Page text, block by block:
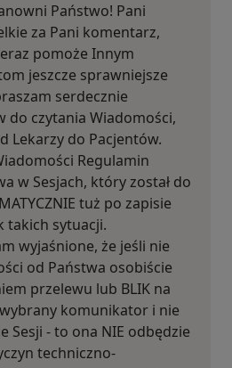
Państwo! Pani
za Pani komentarz,
pomoże Innym
jeszcze sprawniejsze
serdecznie
do czytania Wiadomości,
Lekarzy do Pacjentów.
Regulamin
w Sesjach, który został do
tuż po zapisie
takich sytuacji.
wyjaśnione, że jeśli nie
od Państwa osobiście
przelewu lub BLIK na
komunikator i nie
Sesji - to ona NIE odbędzie
techniczno-